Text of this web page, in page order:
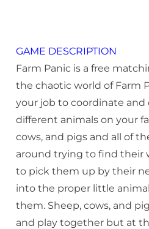
GAME DESCRIPTION
Farm Panic is a free
the chaotic world of Farm
your job to coordinate and
different animals on your
cows, and pigs and all of
around trying to find their
to pick them up by their
into the proper little
them. Sheep, cows, and
and play together but at